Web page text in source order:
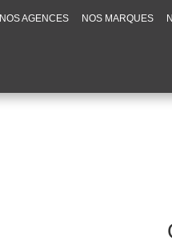
NOS AGENCES NOS MARQUES